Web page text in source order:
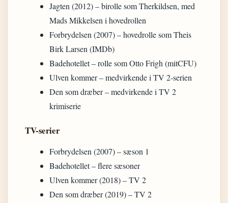
Jagten (2012) – birolle som Therkildsen, med
Mads Mikkelsen i hovedrollen
Forbrydelsen (2007) – hovedrolle som Theis
Birk Larsen (IMDb)
Badehotellet – rolle som Otto Frigh (mitCFU)
Ulven kommer – medvirkende i TV 2-serien
Den som dræber – medvirkende i TV 2
krimiserie
TV-serier
Forbrydelsen (2007) – sæson 1
Badehotellet – flere sæsoner
Ulven kommer (2018) – TV 2
Den som dræber (2019) – TV 2